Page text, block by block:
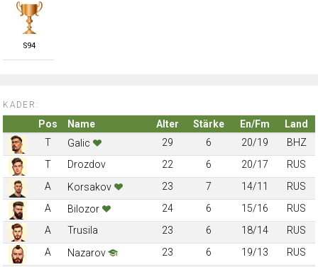
S94
KADER:
Pos Name Alter Stärke En/Fm
Land
T
Galic 29 6 20/19
BHZ
T
Drozdov 22 6 20/17
RUS
A
Korsakov 23 7 14/11
RUS
A
Bilozor 24 6 15/16
RUS
A
Trusila 23 6 18/14
RUS
A
Nazarov 23 6 19/13
RUS